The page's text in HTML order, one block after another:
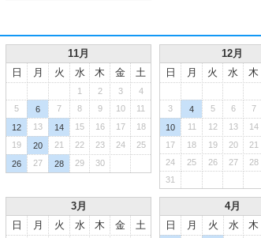
11月
日 月 火 水 木 金 土
1 2 3
4
5
6 7 8 9 10
11
12
13 14 15 16 17
18
19
20 21 22 23 24
25
26
27 28 29 30
12月
日 月 火 水 木
3
4 5 6 7
10
11 12 13 14
17
18 19 20 21
24
25 26 27 28
31
3月
日 月 火 水 木 金 土
4月
日 月 火 水 木